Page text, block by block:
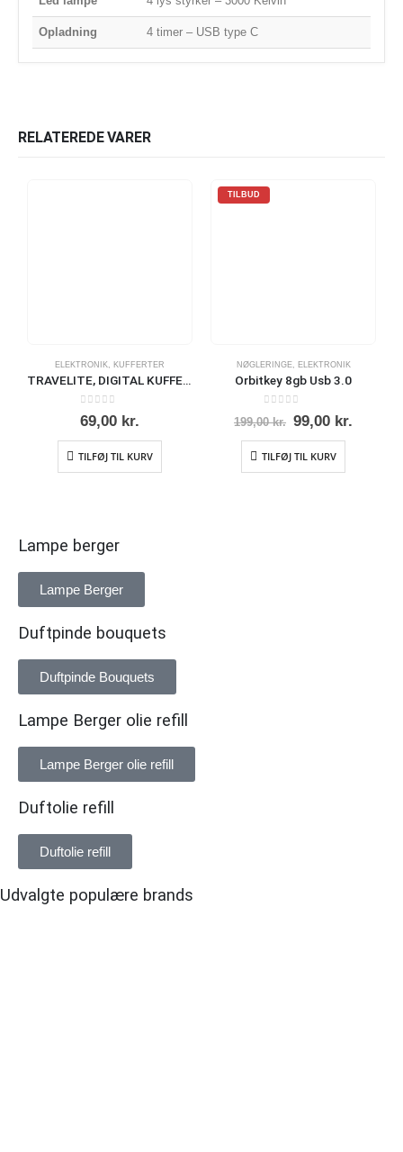
Opladning 4 timer – USB type C
RELATEREDE VARER
ELEKTRONIK KUFFERTER
TRAVELITE, DIGITAL KUFFERTVÆGT, SORT
0ud af 5
69,00 kr.
TILFØJ TIL KURV
TILBUD
NØGLERINGE, ELEKTRONIK
Orbitkey 8gb Usb 3.0
ud af 5
199,00kr. 99,00 kr.
TILFØJ TIL KURV
Lampe berger
Lampe Berger
Duftpinde bouquets
Duftpinde Bouquets
Lampe Berger olie refill
Lampe Berger olie refill
Duftolie refill
Duftolie refill
Udvalgte populære brands